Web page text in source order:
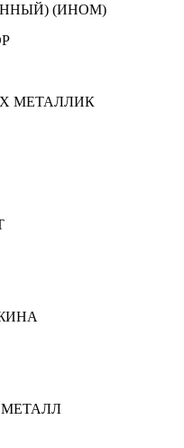
(ИНОМ)
МЕТАЛЛИК
МЕТАЛЛ